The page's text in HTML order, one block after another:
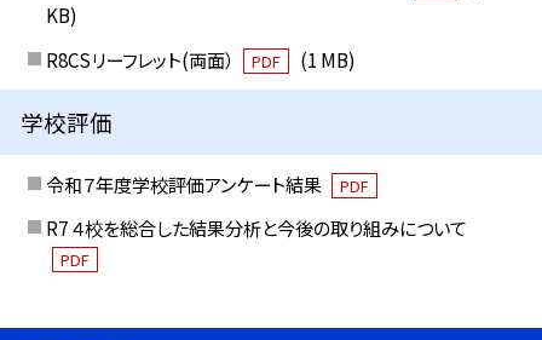
KB)
R8CSリーフレット(両面）
PDF (1 MB)
学校評価
令和７年度学校評価アンケート結果 PDF
R7 ４校を総合した結果分析と今後の取り組みについて
PDF